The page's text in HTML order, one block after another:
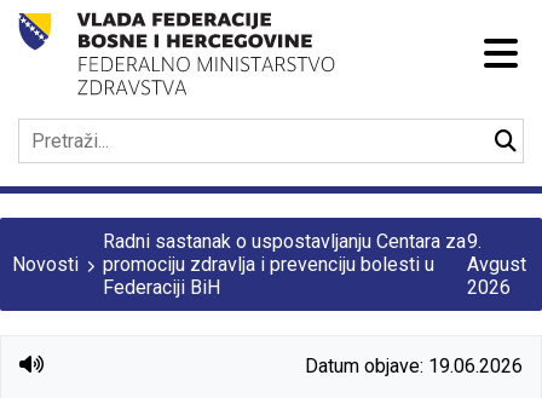
Novosti
Radni sastanak o uspostavljanju Centara za
promociju zdravlja i prevenciju bolesti u
Federaciji BiH
9.
Avgust
2026
Datum objave: 19.06.2026